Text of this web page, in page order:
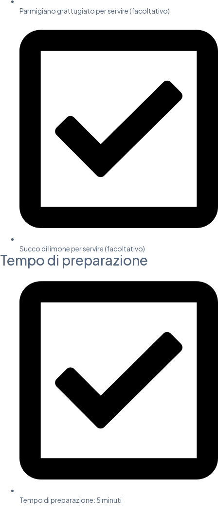
Parmigiano grattugiato per servire (facoltativo)
Succo di limone per servire (facoltativo)
Tempo di preparazione
Tempo di preparazione: 5 minuti​